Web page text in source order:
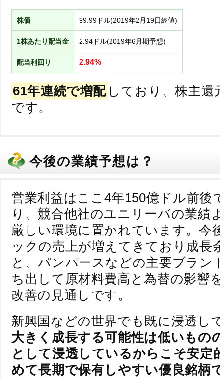
株価 99.99ドル(2019年2月19日終値)
1株あたり配当金 2.94ドル(2019年6月期予想)
配当利回り 2.94%
61年連続で増配 しており、株主還
です。
今後の業績予想は？
営業利益はここ4年150億ドル前後
り、競合他社のユニリーバの業績
厳しい環境に置かれています。今
ックの売上が増えてきており成長
と、パンパースなどの主要ブラン
ち出して原材料費高と為替の影響
改善の見通しです。
新興国などの世界でも既に浸透し
大きく成長する可能性は低いもの
として浸透しているからこそ安定
めて長期で保有しやすい優良銘柄